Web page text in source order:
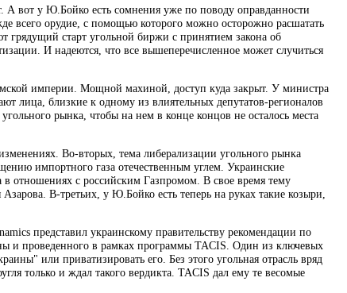
вот у Ю.Бойко есть сомнения уже по поводу оправданности
всего орудие, с помощью которого можно осторожно расшатать
грядущий старт угольной биржи с принятием закона об
И надеются, что все вышеперечисленное может случиться
империи. Мощной махиной, доступ куда закрыт. У министра
лица, близкие к одному из влиятельных депутатов-регионалов
рынка, чтобы на нем в конце концов не осталось места
Во-вторых, тема либерализации угольного рынка
импортного газа отечественным углем. Украинские
в отношениях с российским Газпромом. В свое время тему
В-третьих, у Ю.Бойко есть теперь на руках такие козыри,
представил украинскому правительству рекомендации по
и проведенного в рамках программы TACIS. Один из ключевых
или приватизировать его. Без этого угольная отрасль вряд
только и ждал такого вердикта. TACIS дал ему те весомые